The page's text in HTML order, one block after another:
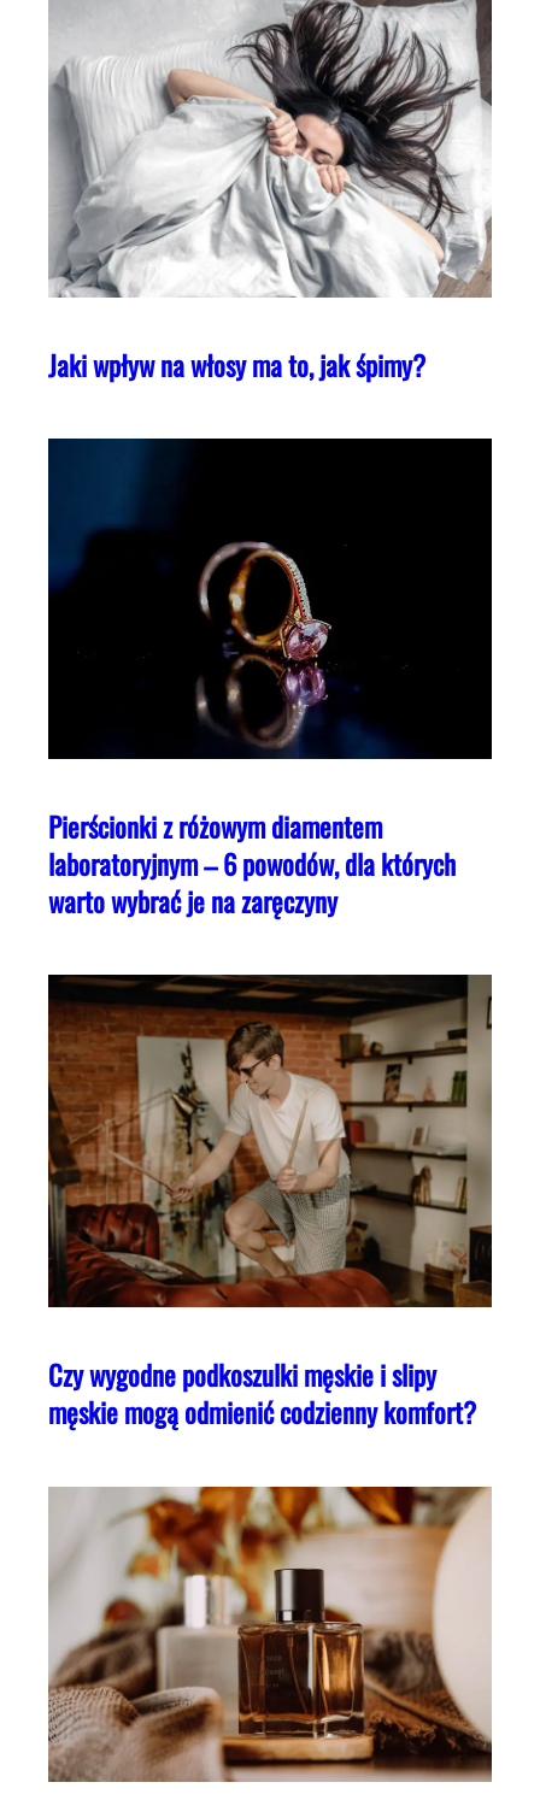
Jaki wpływ na włosy ma to, jak śpimy?
Pierścionki z różowym diamentem
laboratoryjnym – 6 powodów, dla których
warto wybrać je na zaręczyny
Czy wygodne podkoszulki męskie i slipy
męskie mogą odmienić codzienny komfort?